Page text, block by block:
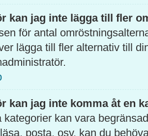
kan jag inte lägga till fler
för antal
lägga till fler alternativ till
kan jag inte komma åt en
kategorier kan vara
posta, osv. kan du